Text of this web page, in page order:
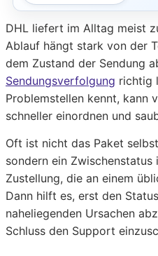
DHL liefert im Alltag meist
Ablauf hängt stark von der
dem Zustand der Sendung
Sendungsverfolgung richtig
Problemstellen kennt, kann
schneller einordnen und
Oft ist nicht das Paket
sondern ein
Zustellung, die an einem
Dann hilft es, erst den
naheliegenden Ursachen
Schluss den Support